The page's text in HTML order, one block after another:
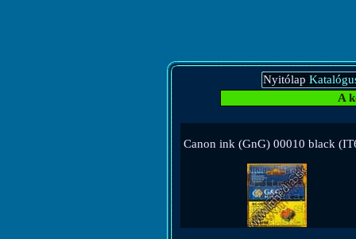
Nyitólap
A
Canon ink (GnG) 00010 black